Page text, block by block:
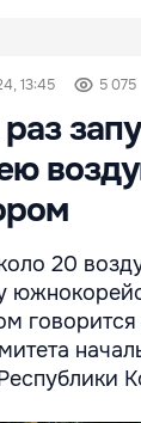
13:45 5 075
20